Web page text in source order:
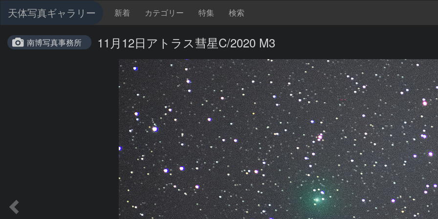
天体写真ギャラリー 新着 カテゴリー 特集 検索
南博写真事務所 11月12日アトラス彗星C/2020 M3